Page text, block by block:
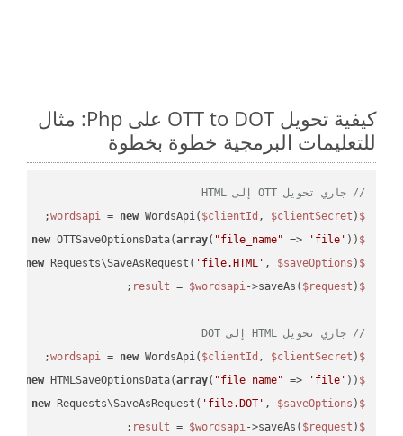
كيفية تحويل OTT to DOT على Php: مثال
للتعليمات البرمجية خطوة بخطوة
// جاري تحويل OTT إلى HTML
$wordsapi
= new WordsApi( $clientId , $clientSecret );
$saveOptions
new OTTSaveOptionsData(array( "file_name" => 'file' ));
$request
new Requests\SaveAsRequest( 'file.HTML' , $saveOptions );
$result
= $wordsapi->saveAs( $request
// جاري تحويل HTML إلى DOT
$wordsapi
= new WordsApi( $clientId , $clientSecret );
$saveOptions
new HTMLSaveOptionsData(array( "file_name" => 'file' ));
$request
new Requests\SaveAsRequest( 'file.DOT' , $saveOptions );
$result
= $wordsapi->saveAs( $request );